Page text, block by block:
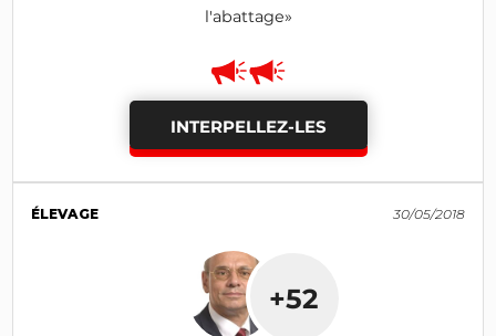
l'abattage»
INTERPELLEZ-LES
ÉLEVAGE 30/05/2018
+52